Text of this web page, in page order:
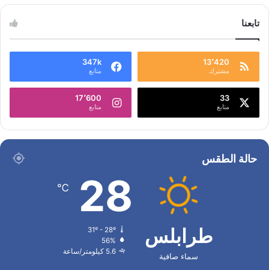
تابعنا
13٬420
مشترك
347k
متابع
33
متابع
17٬600
متابع
حالة الطقس
طرابلس
سماء صافية
28
℃
31º - 28º
56%
5.6 كيلومتر/ساعة